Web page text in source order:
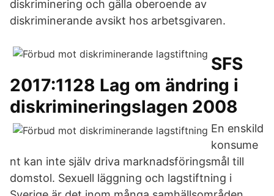
diskriminering och gälla oberoende av
diskriminerande avsikt hos arbetsgivaren.
SFS
2017:1128 Lag om ändring i
diskrimineringslagen 2008
En enskild
konsume
nt kan inte själv driva marknadsföringsmål till
domstol. Sexuell läggning och lagstiftning i